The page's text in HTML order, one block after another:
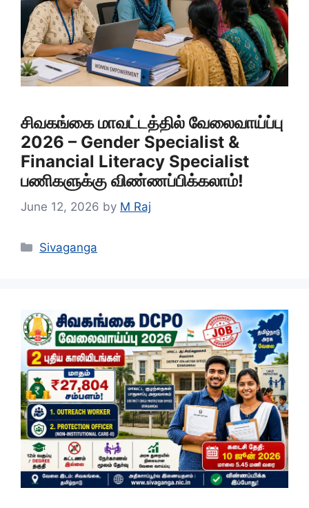
சிவகங்கை மாவட்டத்தில் வேலைவாய்ப்பு
2026 – Gender Specialist &
Financial Literacy Specialist
பணிகளுக்கு விண்ணப்பிக்கலாம்!
June 12, 2026 by M Raj
Categories
Sivaganga